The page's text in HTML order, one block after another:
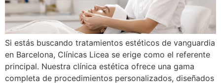
Si estás buscando tratamientos estéticos de vanguardia
en Barcelona, Clínicas Licea se erige como el referente
principal. Nuestra clínica estética ofrece una gama
completa de procedimientos personalizados, diseñados